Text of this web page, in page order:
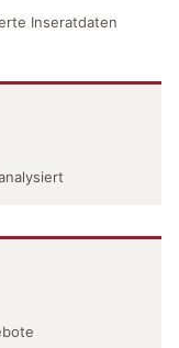
Inseratdaten